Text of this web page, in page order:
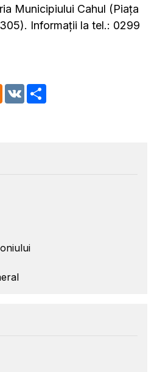
Municipiului Cahul (Piața
Informații la tel.: 0299
Odnoklassniki
VK